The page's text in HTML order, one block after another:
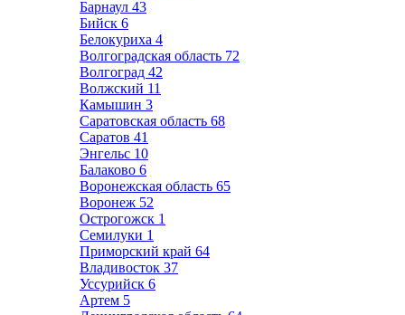
Барнаул 43
Бийск 6
Белокуриха 4
Волгоградская область 72
Волгоград 42
Волжский 11
Камышин 3
Саратовская область 68
Саратов 41
Энгельс 10
Балаково 6
Воронежская область 65
Воронеж 52
Острогожск 1
Семилуки 1
Приморский край 64
Владивосток 37
Уссурийск 6
Артем 5